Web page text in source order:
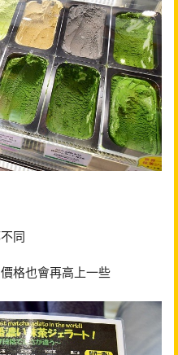
同
格也會再高上一些